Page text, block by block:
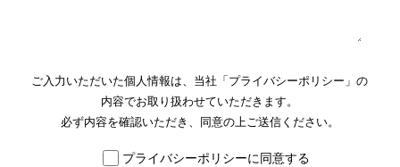
ご入力いただいた個人情報は、当社「 プライバシーポリシー 」の
内容でお取り扱わせていただきます。
必ず内容を確認いただき、同意の上ご送信ください。
プライバシーポリシーに同意する